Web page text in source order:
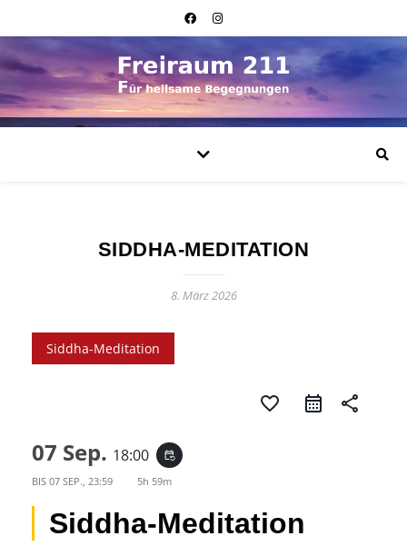
SIDDHA-MEDITATION
8. März 2026
Siddha-Meditation
favorite_border share
07 Sep. 18:00 event_repeat
BIS 07 SEP., 23:59 5h 59m
Siddha-Meditation